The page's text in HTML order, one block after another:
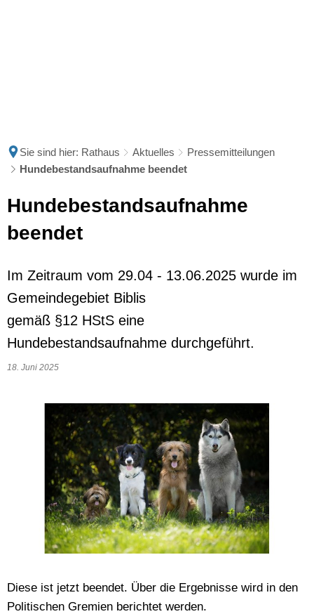
Sie sind hier: Rathaus Aktuelles
Pressemitteilungen
Hundebestandsaufnahme beendet
Hundebestandsaufnahme
beendet
Im Zeitraum vom 29.04 - 13.06.2025 wurde im
Gemeindegebiet Biblis
gemäß §12 HStS eine
Hundebestandsaufnahme durchgeführt.
18. Juni 2025
Diese ist jetzt beendet. Über die Ergebnisse wird in den
Politischen Gremien berichtet werden.